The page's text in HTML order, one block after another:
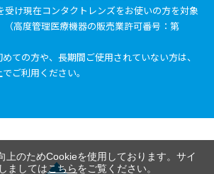
受け現在コンタクトレンズをお使いの方を対象
（高度管理医療機器の販売業許可番号：第
ての方や、長期間ご使用されていない方は、
ご利用ください。
上のためCookieを使用しております。サイ
ましてはこちらをご覧ください。